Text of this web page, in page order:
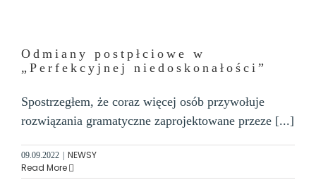
Odmiany postpłciowe w
„Perfekcyjnej niedoskonałości”
Spostrzegłem, że coraz więcej osób przywołuje
rozwiązania gramatyczne zaprojektowane przeze [...]
09.09.2022
NEWSY
Read More